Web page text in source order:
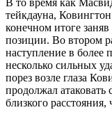
тейкдауна,
конечном итоге
позиции. Во втором
наступление в более
несколько сильных
порез возле глаза
продолжал атаковать
близкого